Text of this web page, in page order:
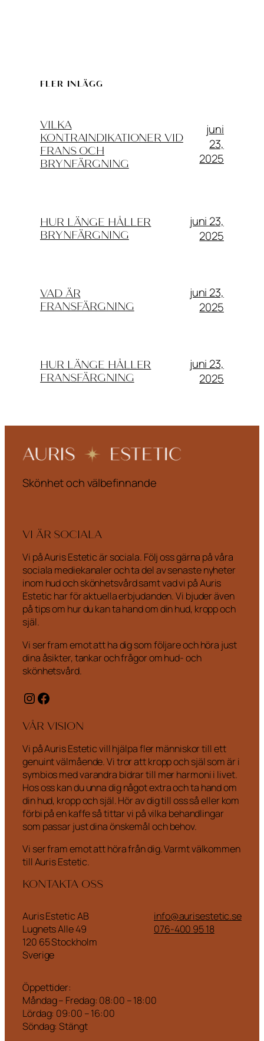
FLER INLÄGG
VILKA
KONTRAINDIKATIONER VID
FRANS OCH
BRYNFÄRGNING
juni
23,
2025
HUR LÄNGE HÅLLER
BRYNFÄRGNING
juni 23,
2025
VAD ÄR
FRANSFÄRGNING
juni 23,
2025
HUR LÄNGE HÅLLER
FRANSFÄRGNING
juni 23,
2025
Skönhet och välbefinnande
VI ÄR SOCIALA
Vi på Auris Estetic är sociala. Följ oss gärna på våra
sociala mediekanaler och ta del av senaste nyheter
inom hud och skönhetsvård samt vad vi på Auris
Estetic har för aktuella erbjudanden. Vi bjuder även
på tips om hur du kan ta hand om din hud, kropp och
själ.
Vi ser fram emot att ha dig som följare och höra just
dina åsikter, tankar och frågor om hud- och
skönhetsvård.
Instagram
Facebook
VÅR VISION
Vi på Auris Estetic vill hjälpa fler människor till ett
genuint välmående. Vi tror att kropp och själ som är i
symbios med varandra bidrar till mer harmoni i livet.
Hos oss kan du unna dig något extra och ta hand om
din hud, kropp och själ. Hör av dig till oss så eller kom
förbi på en kaffe så tittar vi på vilka behandlingar
som passar just dina önskemål och behov.
Vi ser fram emot att höra från dig. Varmt välkommen
till Auris Estetic.
KONTAKTA OSS
Auris Estetic AB
Lugnets Alle 49
120 65 Stockholm
Sverige
info@aurisestetic.se
076-400 95 18
Öppettider:
Måndag – Fredag: 08:00 – 18:00
Lördag: 09:00 – 16:00
Söndag: Stängt